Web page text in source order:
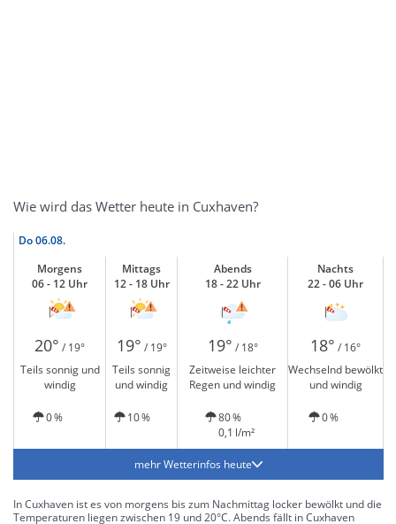
Wie wird das Wetter heute in Cuxhaven?
Do06.08.
Morgens
06 - 12 Uhr
Mittags
12 - 18 Uhr
Abends
18 - 22 Uhr
Nachts
22 - 06 Uhr
20° / 19° 19° / 19° 19° / 18° 18° / 16°
Teils sonnig und
windig
Teils sonnig
und windig
Zeitweise leichter
Regen und windig
Wechselnd bewölkt
und windig
0 % 10 %
80 %
0,1 l/m²
0 %
mehr Wetterinfos heute
In Cuxhaven ist es von morgens bis zum Nachmittag locker bewölkt und die
Temperaturen liegen zwischen 19 und 20°C. Abends fällt in Cuxhaven